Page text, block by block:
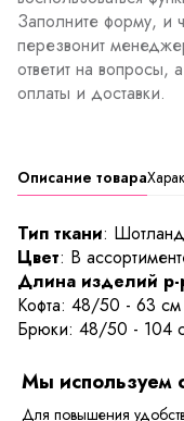
Заполните форму, и
перезвонит
ответит на вопросы,
оплаты и доставки.
Описание товара
Тип ткани:
Цвет: В
Длина изделий р-
Кофта: 48/50 - 63 см
Брюки: 48/50 - 104
Лёгкий трикотажный
ваш домашний
Мы используем
Для повышения